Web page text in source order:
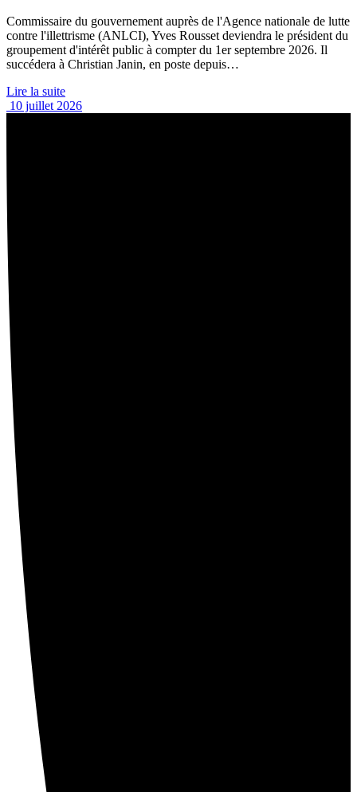
Commissaire du gouvernement auprès de l'Agence nationale de lutte
contre l'illettrisme (ANLCI), Yves Rousset deviendra le président du
groupement d'intérêt public à compter du 1er septembre 2026. Il
succédera à Christian Janin, en poste depuis…
Lire la suite
10 juillet 2026